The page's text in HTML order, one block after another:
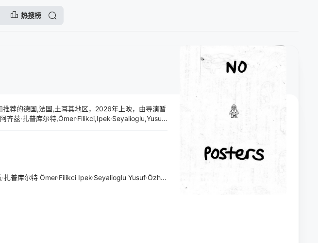
热搜榜
荐的德国,法国,土耳其地区，2026年上映，由导演暂
齐兹·扎普库尔特,Ömer·Filikci,Ipek·Seyalioglu,Yusuf·
们和13岁的女儿Ezgi必须重新定义他们的生活方
扎普库尔特 Ömer·Filikci Ipek·Seyalioglu Yusuf·Özhan·Tali